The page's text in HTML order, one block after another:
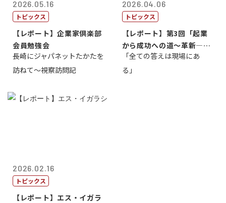
2026.05.16
トピックス
【レポート】企業家倶楽部
会員勉強会
長崎にジャパネットたかたを
訪ねて～視察訪問記
2026.04.06
トピックス
【レポート】第3回「起業
から成功への道～革新―挑
戦の先にある...
「全ての答えは現場にあ
る」
2026.02.16
トピックス
【レポート】エス・イガラ